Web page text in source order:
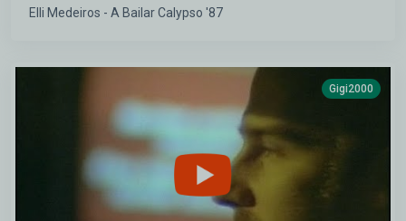
Elli Medeiros - A Bailar Calypso '87
Gigi2000